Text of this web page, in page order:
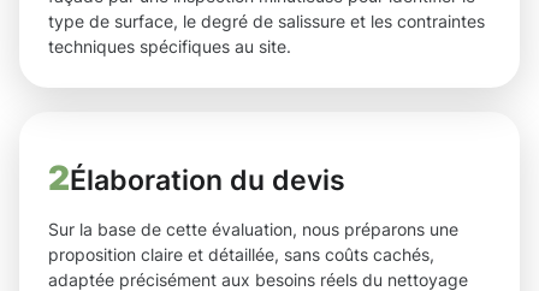
type de surface, le degré de salissure et les contraintes
techniques spécifiques au site.
2Élaboration du devis
Sur la base de cette évaluation, nous préparons une
proposition claire et détaillée, sans coûts cachés,
adaptée précisément aux besoins réels du nettoyage